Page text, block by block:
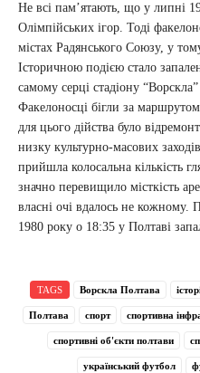
Не всі пам’ятають, що у липні
Олімпійських ігор. Тоді
містах Радянського Союзу, у
Історичною подією стало
самому серці стадіону
Факелоносці бігли за
для цього дійства було
низку культурно-масових
прийшла колосальна кількість
значно перевищило місткість
власні очі вдалось не кожному.
1980 року о 18:35 у Полтаві
TAGS Ворскла Полтава
Полтава спорт спортивна
спортивні об'єкти полтави
український футбол